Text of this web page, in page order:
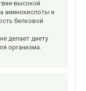
высокой
аминокислоты и
белковой
делает диету
организма.